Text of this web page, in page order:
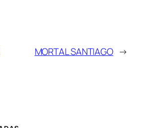
MORTAL SANTIAGO →